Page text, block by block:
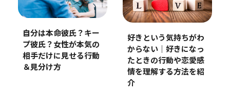
自分は本命彼氏？キー
プ彼氏？女性が本気の
相手だけに見せる行動
＆見分け方
好きという気持ちがわ
からない｜好きになっ
たときの行動や恋愛感
情を理解する方法を紹
介